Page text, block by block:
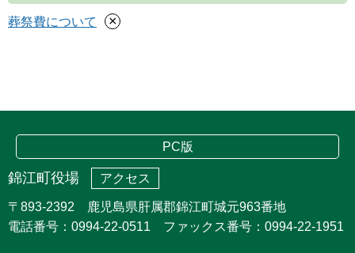
葬祭費について ×
PC版
錦江町役場 アクセス
〒893-2392 鹿児島県肝属郡錦江町城元963番地
電話番号：0994-22-0511 ファックス番号：0994-22-1951